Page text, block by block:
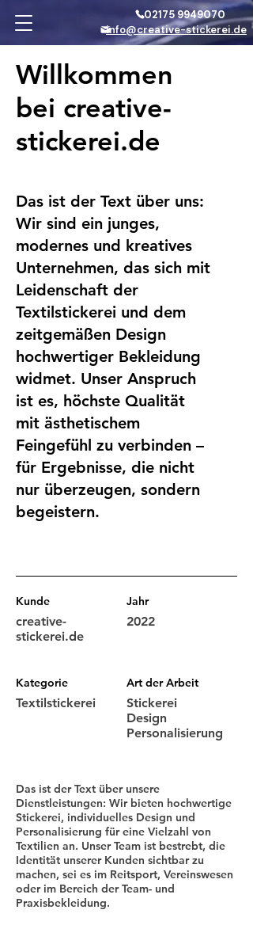
02175 9949070
info@creative-stickerei.de
Willkommen
bei creative-
stickerei.de
Das ist der Text über uns:
Wir sind ein junges,
modernes und kreatives
Unternehmen, das sich mit
Leidenschaft der
Textilstickerei und dem
zeitgemäßen Design
hochwertiger Bekleidung
widmet. Unser Anspruch
ist es, höchste Qualität
mit ästhetischem
Feingefühl zu verbinden –
für Ergebnisse, die nicht
nur überzeugen, sondern
begeistern.
Kunde
creative-
stickerei.de
Jahr
2022
Kategorie
Textilstickerei
Art der Arbeit
Stickerei
Design
Personalisierung
Das ist der Text über unsere
Dienstleistungen: Wir bieten hochwertige
Stickerei, individuelles Design und
Personalisierung für eine Vielzahl von
Textilien an. Unser Team ist bestrebt, die
Identität unserer Kunden sichtbar zu
machen, sei es im Reitsport, Vereinswesen
oder im Bereich der Team- und
Praxisbekleidung.